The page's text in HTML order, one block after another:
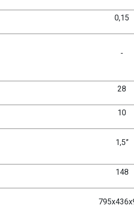
0,15
-
28
10
1,5”
148